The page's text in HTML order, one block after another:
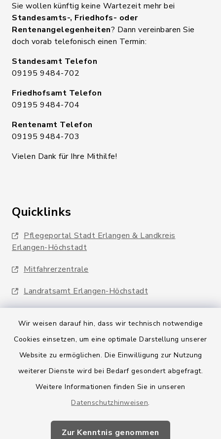
Wir weisen darauf hin, dass wir technisch notwendige
Cookies einsetzen, um eine optimale Darstellung unserer
Website zu ermöglichen. Die Einwilligung zur Nutzung
weiterer Dienste wird bei Bedarf gesondert abgefragt.
Weitere Informationen finden Sie in unseren
Datenschutzhinweisen.
Zur Kenntnis genommen
Sie wollen künftig keine Wartezeit mehr bei
Standesamts-, Friedhofs- oder
Rentenangelegenheiten? Dann vereinbaren Sie
doch vorab telefonisch einen Termin:
Standesamt Telefon
09195 9484-702
Friedhofsamt Telefon
09195 9484-704
Rentenamt Telefon
09195 9484-703
Vielen Dank für Ihre Mithilfe!
Quicklinks
Pflegeportal Stadt Erlangen & Landkreis
Erlangen-Höchstadt
Mitfahrerzentrale
Landratsamt Erlangen-Höchstadt
Barrierefreiheit